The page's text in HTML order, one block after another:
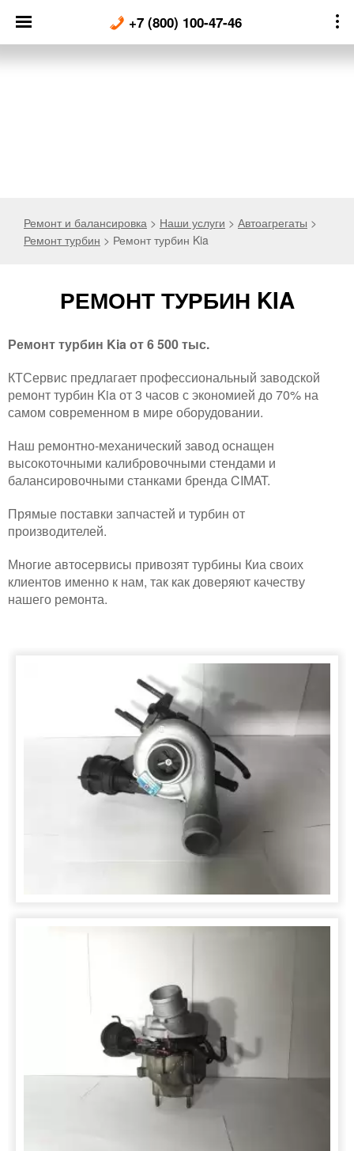
content
+7 (800) 100-47-46
Ремонт и балансировка > Наши услуги > Автоагрегаты >
Ремонт турбин > Ремонт турбин Kia
РЕМОНТ ТУРБИН KIA
Ремонт турбин Kia от 6 500 тыс.
КТСервис предлагает профессиональный заводской
ремонт турбин Kia от 3 часов с экономией до 70% на
самом современном в мире оборудовании.
Наш ремонтно-механический завод оснащен
высокоточными калибровочными стендами и
балансировочными станками бренда CIMAT.
Прямые поставки запчастей и турбин от
производителей.
Многие автосервисы привозят турбины Киа своих
клиентов именно к нам, так как доверяют качеству
нашего ремонта.